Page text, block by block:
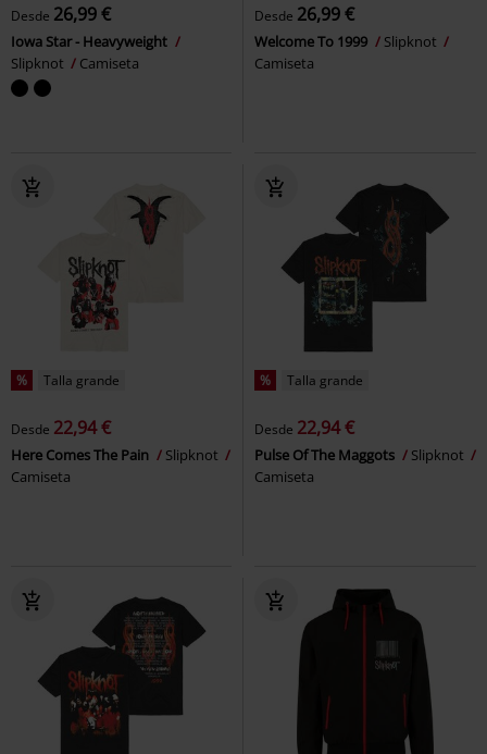
Desde 26,99 €
Iowa Star - Heavyweight
Slipknot
Camiseta
Desde 26,99 €
Welcome To 1999
Slipknot
Camiseta
% Talla grande
Desde 22,94 €
Here Comes The Pain
Slipknot
Camiseta
% Talla grande
Desde 22,94 €
Pulse Of The Maggots
Slipknot
Camiseta